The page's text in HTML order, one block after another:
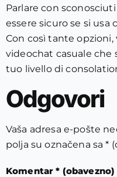
Parlare con
essere sicuro se si usa
Con così tante opzioni,
videochat casuale che
tuo livello di
Odgovori
Vaša adresa e-pošte
polja su označena sa*
Komentar* (obavezno)